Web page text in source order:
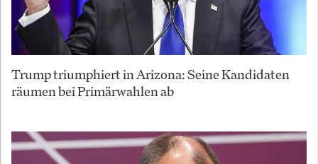
Trump triumphiert in Arizona: Seine Kandidaten
räumen bei Primärwahlen ab